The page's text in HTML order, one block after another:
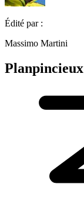
Édité par :
Massimo Martini
Planpincieux